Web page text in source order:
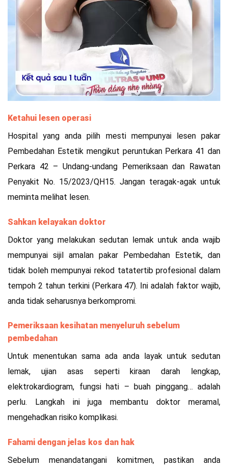
Ketahui lesen operasi
Hospital yang anda pilih mesti mempunyai lesen pakar
Pembedahan Estetik mengikut peruntukan Perkara 41 dan
Perkara 42 – Undang-undang Pemeriksaan dan Rawatan
Penyakit No. 15/2023/QH15. Jangan teragak-agak untuk
meminta melihat lesen.
Sahkan kelayakan doktor
Doktor yang melakukan sedutan lemak untuk anda wajib
mempunyai sijil amalan pakar Pembedahan Estetik, dan
tidak boleh mempunyai rekod tatatertib profesional dalam
tempoh 2 tahun terkini (Perkara 47). Ini adalah faktor wajib,
anda tidak seharusnya berkompromi.
Pemeriksaan kesihatan menyeluruh sebelum
pembedahan
Untuk menentukan sama ada anda layak untuk sedutan
lemak, ujian asas seperti kiraan darah lengkap,
elektrokardiogram, fungsi hati – buah pinggang… adalah
perlu. Langkah ini juga membantu doktor meramal,
mengehadkan risiko komplikasi.
Fahami dengan jelas kos dan hak
Sebelum menandatangani komitmen, pastikan anda